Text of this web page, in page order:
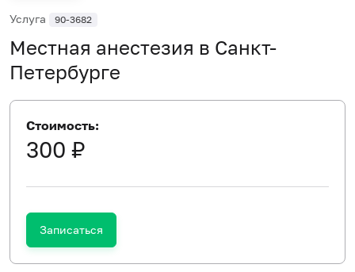
Услуга 90-3682
Местная анестезия в Санкт-
Петербурге
Стоимость:
300 ₽
Записаться